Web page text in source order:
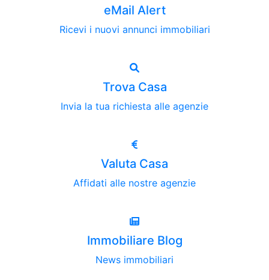
eMail Alert
Ricevi i nuovi annunci immobiliari
Trova Casa
Invia la tua richiesta alle agenzie
Valuta Casa
Affidati alle nostre agenzie
Immobiliare Blog
News immobiliari